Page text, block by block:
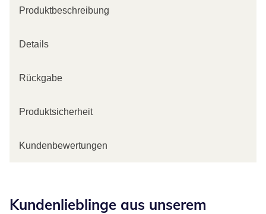
Produktbeschreibung
Details
Rückgabe
Produktsicherheit
Kundenbewertungen
Kundenlieblinge aus unserem